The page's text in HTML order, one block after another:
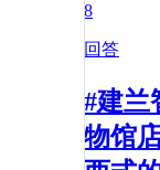
8
回答
#建兰
物馆